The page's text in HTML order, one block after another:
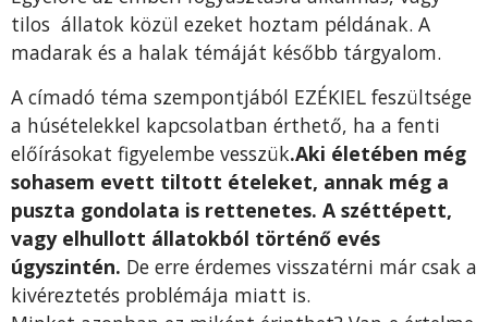
tilos állatok közül ezeket hoztam példának. A
madarak és a halak témáját később tárgyalom.
A címadó téma szempontjából EZÉKIEL feszültsége
a húsételekkel kapcsolatban érthető, ha a fenti
előírásokat figyelembe vesszük.Aki életében még
sohasem evett tiltott ételeket, annak még a
puszta gondolata is rettenetes. A széttépett,
vagy elhullott állatokból történő evés
úgyszintén. De erre érdemes visszatérni már csak a
kivéreztetés problémája miatt is.